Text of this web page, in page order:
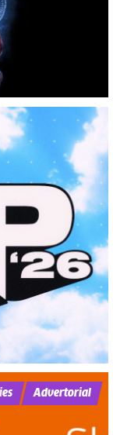
Advertorial